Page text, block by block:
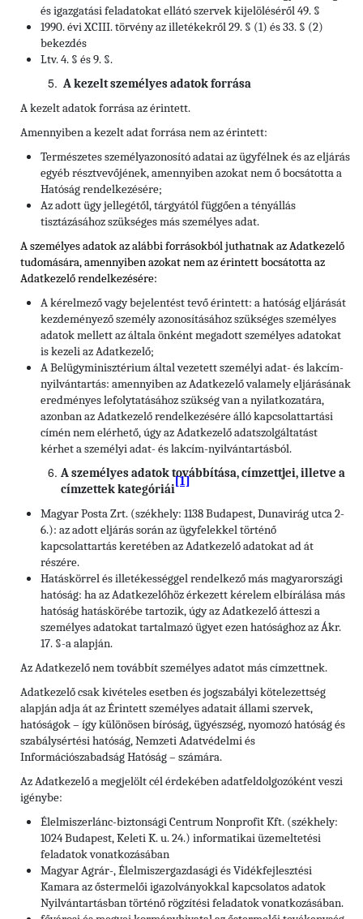
és igazgatási feladatokat ellátó szervek kijelöléséről 49. §
1990. évi XCIII. törvény az illetékekről 29. § (1) és 33. § (2)
bekezdés
Ltv. 4. § és 9. §.
A kezelt személyes adatok forrása
A kezelt adatok forrása az érintett.
Amennyiben a kezelt adat forrása nem az érintett:
Természetes személyazonosító adatai az ügyfélnek és az eljárás
egyéb résztvevőjének, amennyiben azokat nem ő bocsátotta a
Hatóság rendelkezésére;
Az adott ügy jellegétől, tárgyától függően a tényállás
tisztázásához szükséges más személyes adat.
A személyes adatok az alábbi forrásokból juthatnak az Adatkezelő
tudomására, amennyiben azokat nem az érintett bocsátotta az
Adatkezelő rendelkezésére:
A kérelmező vagy bejelentést tevő érintett: a hatóság eljárását
kezdeményező személy azonosításához szükséges személyes
adatok mellett az általa önként megadott személyes adatokat
is kezeli az Adatkezelő;
A Belügyminisztérium által vezetett személyi adat- és lakcím-
nyilvántartás: amennyiben az Adatkezelő valamely eljárásának
eredményes lefolytatásához szükség van a nyilatkozatára,
azonban az Adatkezelő rendelkezésére álló kapcsolattartási
címén nem elérhető, úgy az Adatkezelő adatszolgáltatást
kérhet a személyi adat- és lakcím-nyilvántartásból.
A személyes adatok továbbítása, címzettjei, illetve a
címzettek kategóriái
[1]
Magyar Posta Zrt. (székhely: 1138 Budapest, Dunavirág utca 2-
6.): az adott eljárás során az ügyfelekkel történő
kapcsolattartás keretében az Adatkezelő adatokat ad át
részére.
Hatáskörrel és illetékességgel rendelkező más magyarországi
hatóság: ha az Adatkezelőhöz érkezett kérelem elbírálása más
hatóság hatáskörébe tartozik, úgy az Adatkezelő átteszi a
személyes adatokat tartalmazó ügyet ezen hatósághoz az Ákr.
17. §-a alapján.
Az Adatkezelő nem továbbít személyes adatot más címzettnek.
Adatkezelő csak kivételes esetben és jogszabályi kötelezettség
alapján adja át az Érintett személyes adatait állami szervek,
hatóságok – így különösen bíróság, ügyészség, nyomozó hatóság és
szabálysértési hatóság, Nemzeti Adatvédelmi és
Információszabadság Hatóság – számára.
Az Adatkezelő a megjelölt cél érdekében adatfeldolgozóként veszi
igénybe:
Élelmiszerlánc-biztonsági Centrum Nonprofit Kft. (székhely:
1024 Budapest, Keleti K. u. 24.) informatikai üzemeltetési
feladatok vonatkozásában
Magyar Agrár-, Élelmiszergazdasági és Vidékfejlesztési
Kamara az őstermelői igazolványokkal kapcsolatos adatok
Nyilvántartásban történő rögzítési feladatok vonatkozásában.